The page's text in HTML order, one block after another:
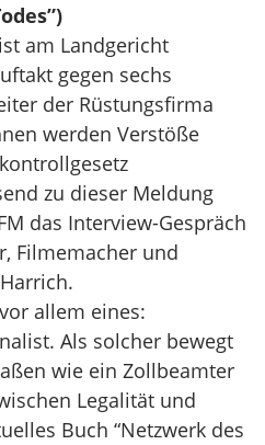
am Landgericht
gegen sechs
der Rüstungsfirma
werden Verstöße
zu dieser Meldung
das Interview-Gespräch
Filmemacher und
allem eines:
Als solcher bewegt
wie ein Zollbeamter
Legalität und
Buch “Netzwerk des